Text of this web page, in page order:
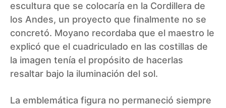
escultura que se colocaría en la Cordillera de
los Andes, un proyecto que finalmente no se
concretó. Moyano recordaba que el maestro le
explicó que el cuadriculado en las costillas de
la imagen tenía el propósito de hacerlas
resaltar bajo la iluminación del sol.
La emblemática figura no permaneció siempre